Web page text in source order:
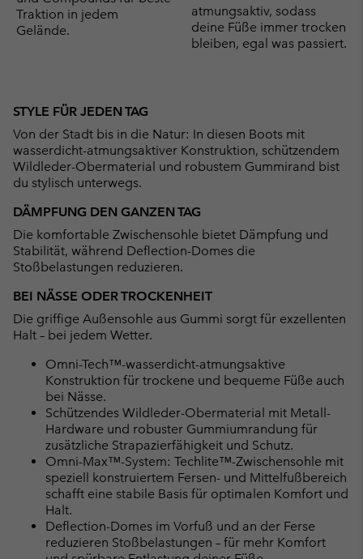
Traktion in jedem
Gelände.
atmungsaktiv, sodass
deine Füße immer trocken
bleiben, egal was passiert.
STYLE FÜR JEDEN TAG
Von der Stadt bis in die Natur: In diesen Boots mit
wasserdicht-atmungsaktiver Konstruktion, schützendem
Wildleder-Obermaterial und robustem Gummirand bist
du stylisch unterwegs.
DÄMPFUNG DEN GANZEN TAG
Die komfortable Zwischensohle bietet Dämpfung und
Stabilität, während Deflection-Domes die
Stoßbelastungen reduzieren.
BEI NÄSSE ODER TROCKENHEIT
Die griffige Außensohle aus Gummi sorgt für exzellenten
Halt – bei jedem Wetter.
Omni-Tech™-wasserdicht-atmungsaktive
Konstruktion für trockene und bequeme Füße auch
bei Nässe.
Schützendes Wildleder-Obermaterial mit Metall-
Hardware und robuster Gummiumrandung für
zusätzliche Strapazierfähigkeit und Schutz.
Omni-Max™-System: Techlite™-Zwischensohle mit
speziell konstruiertem Fersen- und Mittelfußbereich
schafft eine stabile Basis für optimalen Komfort und
Halt.
Deflection-Domes im Vorfuß und an der Ferse
reduzieren Stoßbelastungen – für mehr Komfort